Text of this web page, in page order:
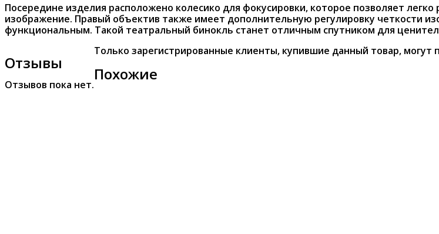
Посередине изделия расположено колесико для фокусировки, которое позволяет
изображение. Правый объектив также имеет дополнительную регулировку четкости
функциональным. Такой театральный бинокль станет отличным спутником для
Отзывы
Отзывов пока нет.
Только зарегистрированные клиенты, купившие данный товар, могут
Похожие